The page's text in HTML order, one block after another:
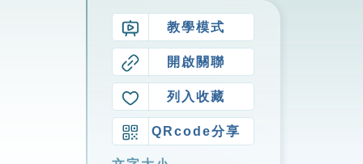
教學模式
開啟關聯
列入收藏
QRcode分享